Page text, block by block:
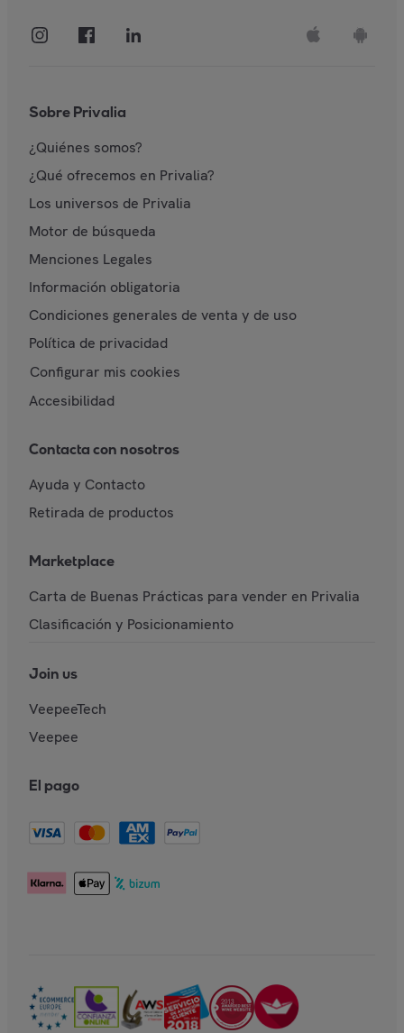
Sobre Privalia
¿Quiénes somos?
¿Qué ofrecemos en Privalia?
Los universos de Privalia
Motor de búsqueda
Menciones Legales
Información obligatoria
Condiciones generales de venta y de uso
Política de privacidad
Configurar mis cookies
Accesibilidad
Contacta con nosotros
Ayuda y Contacto
Retirada de productos
Marketplace
Carta de Buenas Prácticas para vender en Privalia
Clasificación y Posicionamiento
Join us
VeepeeTech
Veepee
El pago